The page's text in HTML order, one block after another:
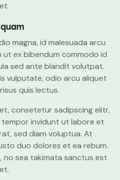
magna, id malesuada arcu
ut ex bibendum commodo id
sed ante blandit volutpat.
vulputate, odio arcu aliquet
quis lectus.
consetetur sadipscing elitr,
invidunt ut labore et
sed diam voluptua. At
duo dolores et ea rebum.
no sea takimata sanctus est